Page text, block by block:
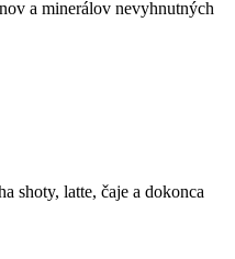
a minerálov nevyhnutných
shoty, latte, čaje a dokonca